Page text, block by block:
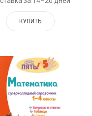
КУПИТЬ